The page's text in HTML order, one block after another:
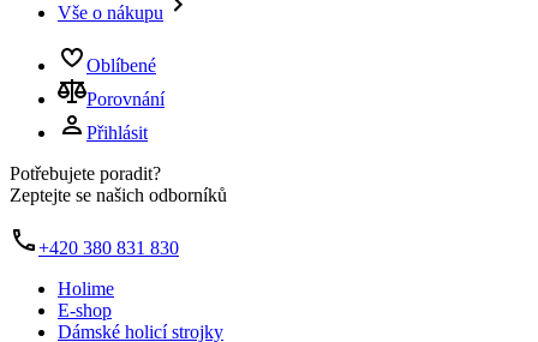
Vše o nákupu
Oblíbené
Porovnání
Přihlásit
Potřebujete poradit?
Zeptejte se našich odborníků
+420 380 831 830
Holime
E-shop
Dámské holicí strojky